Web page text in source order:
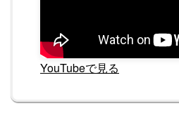
YouTubeで見る